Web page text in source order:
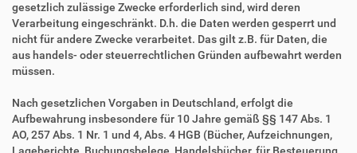
gesetzlich zulässige Zwecke erforderlich sind, wird deren
Verarbeitung eingeschränkt. D.h. die Daten werden gesperrt und
nicht für andere Zwecke verarbeitet. Das gilt z.B. für Daten, die
aus handels- oder steuerrechtlichen Gründen aufbewahrt werden
müssen.
Nach gesetzlichen Vorgaben in Deutschland, erfolgt die
Aufbewahrung insbesondere für 10 Jahre gemäß §§ 147 Abs. 1
AO, 257 Abs. 1 Nr. 1 und 4, Abs. 4 HGB (Bücher, Aufzeichnungen,